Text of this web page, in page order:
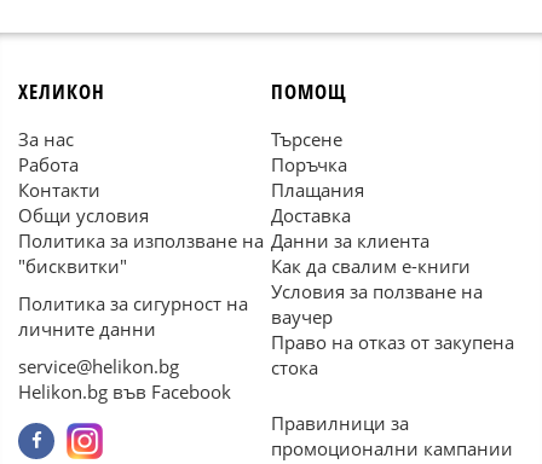
ХЕЛИКОН
За нас
Работа
Контакти
Общи условия
Политика за използване на
"бисквитки"
Политика за сигурност на
личните данни
service@helikon.bg
Helikon.bg във Facebook
ПОМОЩ
Търсене
Поръчка
Плащания
Доставка
Данни за клиента
Как да свалим е-книги
Условия за ползване на
ваучер
Право на отказ от закупена
стока
Правилници за
промоционални кампании